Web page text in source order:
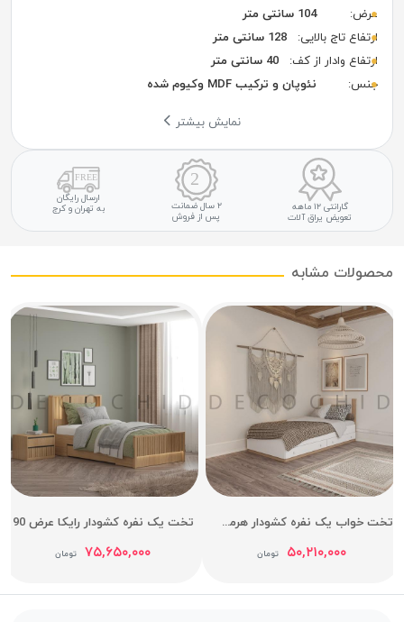
عرض:
104 سانتی متر
ارتفاع تاج بالایی:
128 سانتی متر
ارتفاع وادار از کف:
40 سانتی متر
جنس:
نئوپان و ترکیب MDF وکیوم شده
نمایش بیشتر
گارانتی ۱۲ ماهه
تعویض یراق آلات
۲ سال ضمانت
پس از فروش
ارسال رایگان
به تهران و کرج
محصولات مشابه
تخت خواب یک نفره کشودار هرمس عرض 90
۵۰,۲۱۰,۰۰۰ تومان
تخت یک نفره کشودار رایکا عرض 90
۷۵,۶۵۰,۰۰۰ تومان